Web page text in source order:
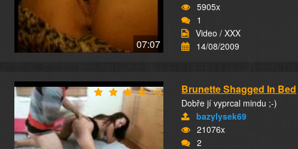
07:07
5905x
1
Video / XXX
14/08/2009
Brunette Shagged In Bed
Dobře jí vyprcal mindu ;-)
bazylysek69
21076x
2